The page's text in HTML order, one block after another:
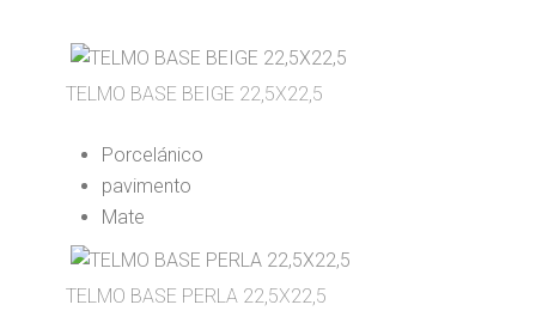
TELMO BASE BEIGE 22,5X22,5
Porcelánico
pavimento
Mate
TELMO BASE PERLA 22,5X22,5